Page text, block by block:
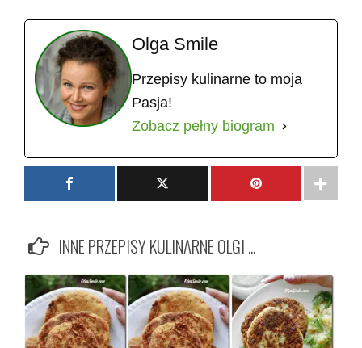
Olga Smile
Przepisy kulinarne to moja
Pasja!
Zobacz pełny biogram
INNE PRZEPISY KULINARNE OLGI ...